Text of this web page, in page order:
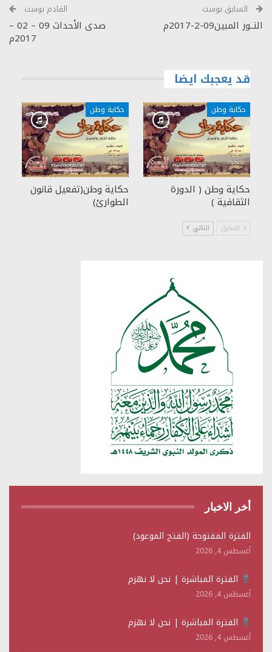
السابق بوست
النــور المبين09-2-2017م
القادم بوست
صدى الأحداث 09 – 02 –
2017م
قد يعجبك ايضا
حكاية وطن
حكاية وطن ( الدورة
الثقافية )
حكاية وطن
حكاية وطن(تفعيل قانون
الطوارئ)
السابق التالي
أخر الاخبار
الفترة المفتوحة (الفتح الموعود)
أغسطس 4, 2026
الفترة المباشرة | نحن لا نهزم
أغسطس 4, 2026
الفترة المباشرة | نحن لا نهزم
أغسطس 4, 2026